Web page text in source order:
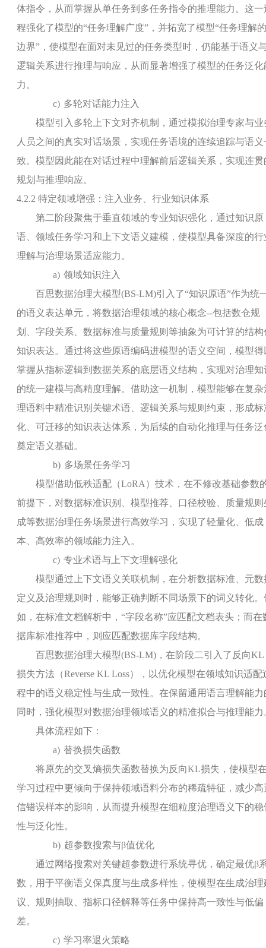
体指令，从而掌握从单任务到多任务指令的推理能力。这一
程强化了模型的“任务理解广度”，并拓宽了模型“任务理解的
边界”，使模型在面对未见过的任务类型时，仍能基于语义
逻辑关系进行推理与响应，从而显著增强了模型的任务泛化
力 。
c) 多轮对话能力注入
模型引入多轮上下文对齐机制，通过模拟治理专家与业
人员之间的真实对话场景，实现任务语境的连续追踪与语义
致。模型因此能在对话过程中理解前后逻辑关系，实现连贯
规划与推理响应。
4.2.2 特定领域增强 ：注入业务、行业知识体系
第二阶段聚焦于垂直领域的专业知识强化，通过知识原
语、领域任务学习和上下文语义建模，使模型具备深度的行
理解与治理场景适应能力。
a) 领域知识注入
百思数据治理大模型(BS-LM)引入了“知识原语”作为统
的语义表达单元，将数据治理领域的核心概念--包括数仓规
划、字段关系、数据标准与质量规则等抽象为可计算的结构
知识表达。通过将这些原语编码进模型的语义空间，模型得
掌握从指标逻辑到数据关系的底层语义结构，实现对治理知
的统一建模与高精度理解。借助这一机制，模型能够在复杂
理语料中精准识别关键术语、逻辑关系与规则约束，形成标
化、可迁移的知识表达体系，为后续的自动化推理与任务泛
奠定语义基础。
b) 多场景任务学习
模型借助低秩适配（LoRA ）技术，在不修改基础参数
前提下，对数据标准识别、模型推荐、口径校验、质量规则
成等数据治理任务场景进行高效学习，实现了轻量化、低成
本、高效率的领域能力注入。
c) 专业术语与上下文理解强化
模型通过上下文语义关联机制，在分析数据标准、元数
定义及治理规则时，能够正确判断不同场景下的词义转化。
如，在标准文档解析中，“字段名称”应匹配文档表头；而在
据库标准推荐中，则应匹配数据库字段结构。
百思数据治理大模型(BS-LM) ，在阶段二引入了反向KL
损失方法（Reverse KL Loss），以优化模型在领域知识适配
程中的语义稳定性与生成一致性。在保留通用语言理解能力
同时，强化模型对数据治理领域语义的精准拟合与推理能力
具体流程如下：
a) 替换损失函数
将原先的交叉熵损失函数替换为反向KL损失，使模型
学习过程中更倾向于保持领域语料分布的稀疏特征，减少高
信错误样本的影响，从而提升模型在细粒度治理语义下的稳
性与泛化性。
b) 超参数搜索与β值优化
通过网络搜索对关键超参数进行系统寻优，确定最优β
数，用于平衡语义保真度与生成多样性，使模型在生成治理
议、规则抽取、指标口径解释等任务中保持高一致性与低偏
差。
c) 学习率退火策略